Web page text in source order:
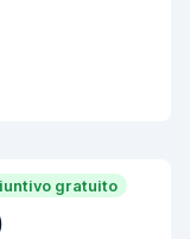
gratuito